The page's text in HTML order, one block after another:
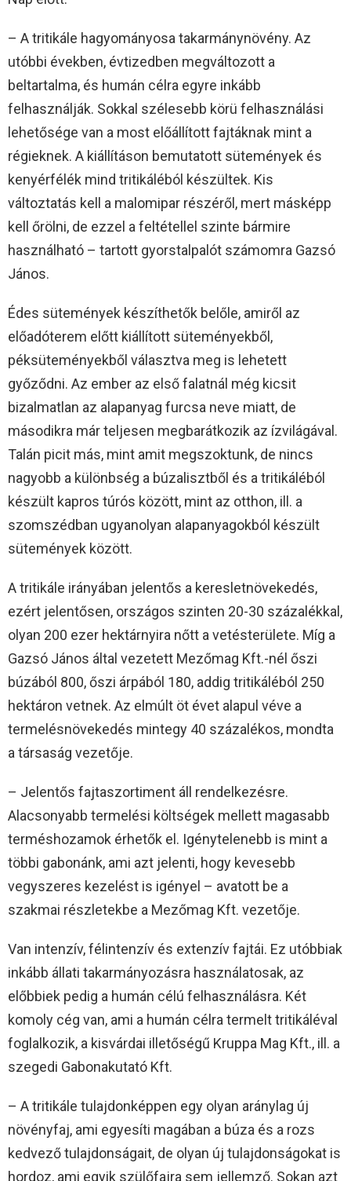
– A tritikále hagyományosa takarmánynövény. Az
utóbbi években, évtizedben megváltozott a
beltartalma, és humán célra egyre inkább
felhasználják. Sokkal szélesebb körü felhasználási
lehetősége van a most előállított fajtáknak mint a
régieknek. A kiállításon bemutatott sütemények és
kenyérfélék mind tritikáléból készültek. Kis
változtatás kell a malomipar részéről, mert másképp
kell őrölni, de ezzel a feltétellel szinte bármire
használható – tartott gyorstalpalót számomra Gazsó
János.
Édes sütemények készíthetők belőle, amiről az
előadóterem előtt kiállított süteményekből,
péksüteményekből választva meg is lehetett
győződni. Az ember az első falatnál még kicsit
bizalmatlan az alapanyag furcsa neve miatt, de
másodikra már teljesen megbarátkozik az ízvilágával.
Talán picit más, mint amit megszoktunk, de nincs
nagyobb a különbség a búzalisztből és a tritikáléból
készült kapros túrós között, mint az otthon, ill. a
szomszédban ugyanolyan alapanyagokból készült
sütemények között.
A tritikále irányában jelentős a keresletnövekedés,
ezért jelentősen, országos szinten 20-30 százalékkal,
olyan 200 ezer hektárnyira nőtt a vetésterülete. Míg a
Gazsó János által vezetett Mezőmag Kft.-nél őszi
búzából 800, őszi árpából 180, addig tritikáléból 250
hektáron vetnek. Az elmúlt öt évet alapul véve a
termelésnövekedés mintegy 40 százalékos, mondta
a társaság vezetője.
– Jelentős fajtaszortiment áll rendelkezésre.
Alacsonyabb termelési költségek mellett magasabb
terméshozamok érhetők el. Igénytelenebb is mint a
többi gabonánk, ami azt jelenti, hogy kevesebb
vegyszeres kezelést is igényel – avatott be a
szakmai részletekbe a Mezőmag Kft. vezetője.
Van intenzív, félintenzív és extenzív fajtái. Ez utóbbiak
inkább állati takarmányozásra használatosak, az
előbbiek pedig a humán célú felhasználásra. Két
komoly cég van, ami a humán célra termelt tritikáléval
foglalkozik, a kisvárdai illetőségű Kruppa Mag Kft., ill. a
szegedi Gabonakutató Kft.
– A tritikále tulajdonképpen egy olyan aránylag új
növényfaj, ami egyesíti magában a búza és a rozs
kedvező tulajdonságait, de olyan új tulajdonságokat is
hordoz, ami egyik szülőfajra sem jellemző. Sokan azt